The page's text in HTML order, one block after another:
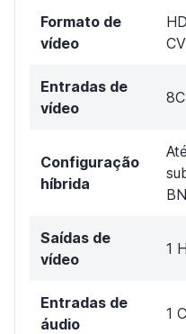
Formato de
vídeo
Entradas de
vídeo
Configuração
híbrida
Saídas de
vídeo
1
Entradas de
áudio
1